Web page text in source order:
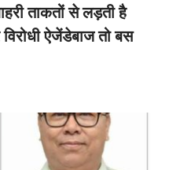
ताकतों से लड़ती है
ऐजेंडेबाज तो बस